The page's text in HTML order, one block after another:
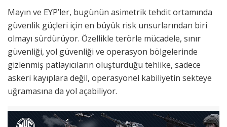
Mayın ve EYP’ler, bugünün asimetrik tehdit ortamında
güvenlik güçleri için en büyük risk unsurlarından biri
olmayı sürdürüyor. Özellikle terörle mücadele, sınır
güvenliği, yol güvenliği ve operasyon bölgelerinde
gizlenmiş patlayıcıların oluşturduğu tehlike, sadece
askeri kayıplara değil, operasyonel kabiliyetin sekteye
uğramasına da yol açabiliyor.